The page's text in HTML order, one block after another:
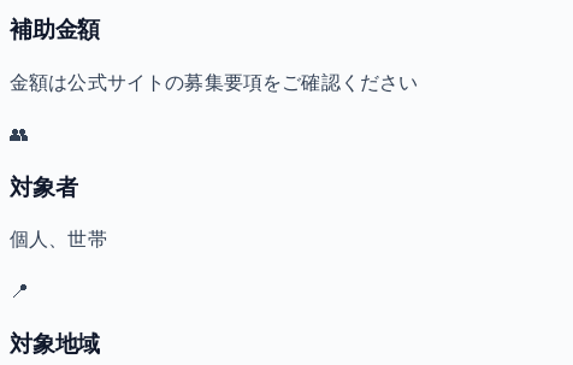
補助金額
金額は公式サイトの募集要項をご確認ください
👥
対象者
個人、世帯
📍
対象地域